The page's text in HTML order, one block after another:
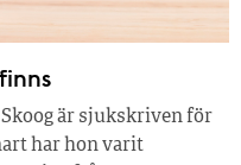
är sjukskriven för
har hon varit